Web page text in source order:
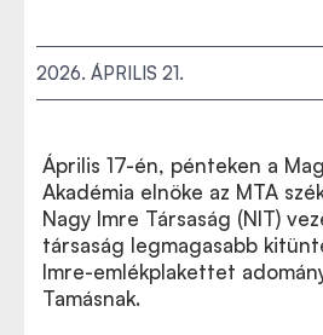
2026. ÁPRILIS 21.
Április 17-én, pénteken a
Akadémia elnöke az MTA
Nagy Imre Társaság (NIT)
társaság legmagasabb
Imre-emlékplakettet
Tamásnak.